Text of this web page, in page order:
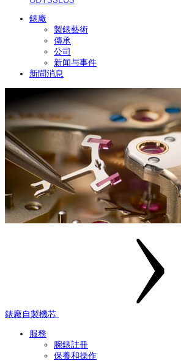
錶廠
製錶藝術
傳承
公司
新闻与事件
新聞消息
錶廠自製機芯
服務
腕錶註冊
保養和操作